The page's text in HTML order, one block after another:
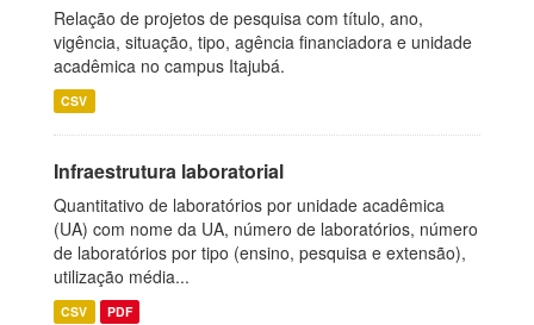
Relação de projetos de pesquisa com título, ano,
vigência, situação, tipo, agência financiadora e unidade
acadêmica no campus Itajubá.
CSV
Infraestrutura laboratorial
Quantitativo de laboratórios por unidade acadêmica
(UA) com nome da UA, número de laboratórios, número
de laboratórios por tipo (ensino, pesquisa e extensão),
utilização média...
CSV PDF